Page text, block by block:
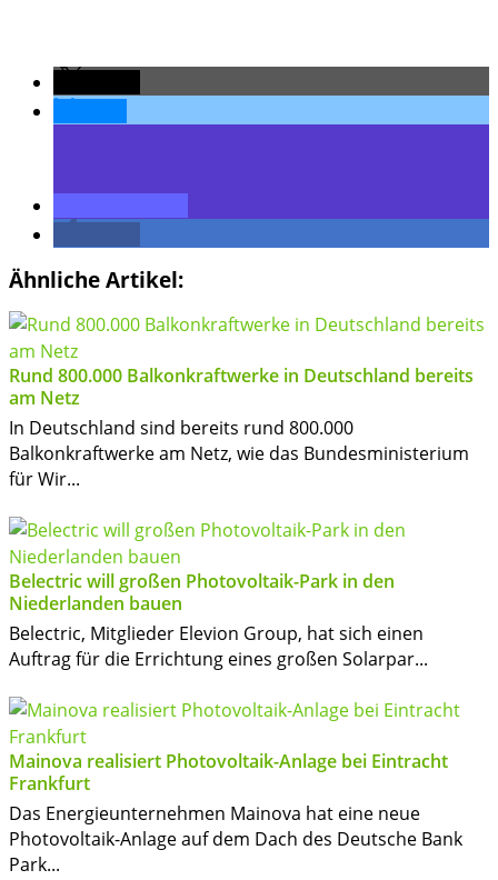
Ähnliche Artikel:
Rund 800.000 Balkonkraftwerke in Deutschland bereits
am Netz
In Deutschland sind bereits rund 800.000
Balkonkraftwerke am Netz, wie das Bundesministerium
für Wir...
Belectric will großen Photovoltaik-Park in den
Niederlanden bauen
Belectric, Mitglieder Elevion Group, hat sich einen
Auftrag für die Errichtung eines großen Solarpar...
Mainova realisiert Photovoltaik-Anlage bei Eintracht
Frankfurt
Das Energieunternehmen Mainova hat eine neue
Photovoltaik-Anlage auf dem Dach des Deutsche Bank
Park...